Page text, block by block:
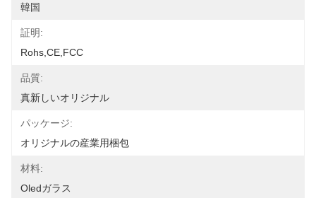
韓国
証明:
Rohs,CE,FCC
品質:
真新しいオリジナル
パッケージ:
オリジナルの産業用梱包
材料:
Oledガラス